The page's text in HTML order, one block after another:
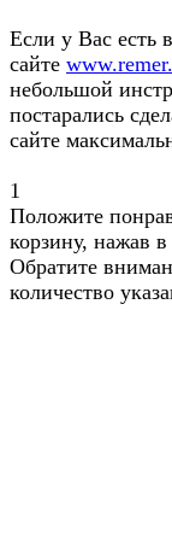
Если у Вас есть
сайте
небольшой
постарались
сайте
1
Положите
корзину, нажав
Обратите
количество